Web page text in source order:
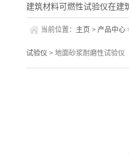
建筑材料可燃性试验仪在建
当前位置： 主页 > 产品中心
试验仪 > 地面砂浆耐磨性试验仪